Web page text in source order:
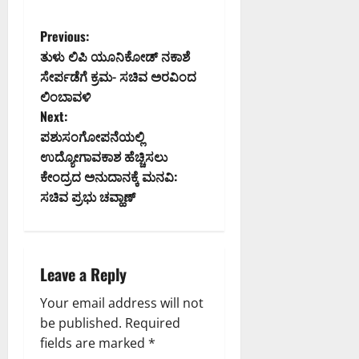
P
o
s
t
n
a
i
g
a
Previous:
ತುಳು ಲಿಪಿ ಯೂನಿಕೋಡ್ ನಕಾಶೆ
ಸೇರ್ಪಡೆಗೆ ಕ್ರಮ- ಸಚಿವ ಅರವಿಂದ
ಲಿಂಬಾವಳಿ
Next:
ಪಶುಸಂಗೋಪನೆಯಲ್ಲಿ
ಉದ್ಯೋಗಾವಕಾಶ ಹೆಚ್ಚಿಸಲು
ಕೇಂದ್ರದ ಅನುದಾನಕ್ಕೆ ಮನವಿ:
ಸಚಿವ ಪ್ರಭು ಚವ್ಹಾಣ್
Leave a Reply
Your email address will not
be published. Required
fields are marked *